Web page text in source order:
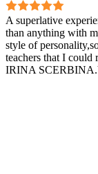
A superlative
than anything with
style of
teachers that I could
IRINA